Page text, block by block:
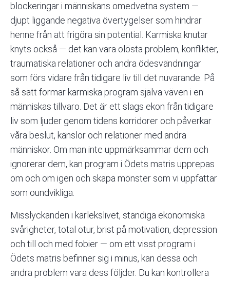
blockeringar i människans omedvetna system —
djupt liggande negativa övertygelser som hindrar
henne från att frigöra sin potential. Karmiska knutar
knyts också — det kan vara olösta problem, konflikter,
traumatiska relationer och andra ödesvändningar
som förs vidare från tidigare liv till det nuvarande. På
så sätt formar karmiska program själva väven i en
människas tillvaro. Det är ett slags ekon från tidigare
liv som ljuder genom tidens korridorer och påverkar
våra beslut, känslor och relationer med andra
människor. Om man inte uppmärksammar dem och
ignorerar dem, kan program i Ödets matris upprepas
om och om igen och skapa mönster som vi uppfattar
som oundvikliga.
Misslyckanden i kärlekslivet, ständiga ekonomiska
svårigheter, total otur, brist på motivation, depression
och till och med fobier — om ett visst program i
Ödets matris befinner sig i minus, kan dessa och
andra problem vara dess följder. Du kan kontrollera